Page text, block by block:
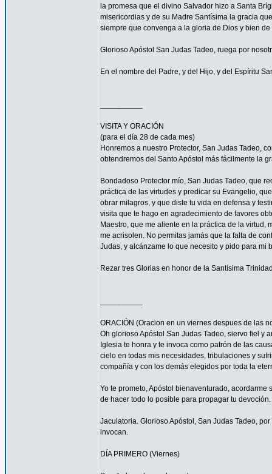
la promesa que el divino Salvador hizo a Santa
misericordias y de su Madre Santísima la gracia
siempre que convenga a la gloria de Dios y bien de
Glorioso Apóstol San Judas Tadeo, ruega por
En el nombre del Padre, y del Hijo, y del Espíritu
VISITA Y ORACIÓN
(para el día 28 de cada mes)
Honremos a nuestro Protector, San Judas Tadeo,
obtendremos del Santo Apóstol más fácilmente la
Bondadoso Protector mío, San Judas Tadeo, que
práctica de las virtudes y predicar su Evangelio,
obrar milagros, y que diste tu vida en defensa y
visita que te hago en agradecimiento de favores
Maestro, que me aliente en la práctica de la
me acrisolen. No permitas jamás que la falta de
Judas, y alcánzame lo que necesito y pido para mi
Rezar tres Glorias en honor de la Santísima
ORACIÓN (Oracion en un viernes despues de las
Oh glorioso Apóstol San Judas Tadeo, siervo fiel y
Iglesia te honra y te invoca como patrón de las
cielo en todas mis necesidades, tribulaciones y
compañía y con los demás elegidos por toda la
Yo te prometo, Apóstol bienaventurado,
de hacer todo lo posible para propagar tu devoción.
Jaculatoria. Glorioso Apóstol, San Judas Tadeo,
invocan.
DÍA PRIMERO (Viernes)